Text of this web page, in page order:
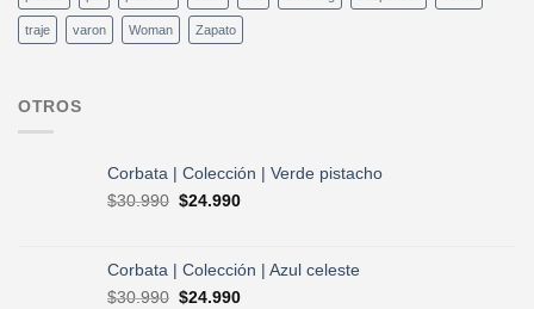
traje varon Woman Zapato
OTROS
Corbata | Colección | Verde pistacho
$30.990 El
era:
$24.990El
es:
$24.990.
Corbata | Colección | Azul celeste
$30.990 El
$24.990El